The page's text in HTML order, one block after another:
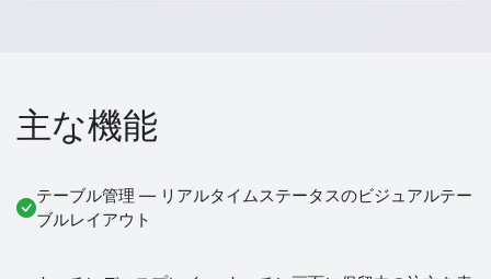
主な機能
テーブル管理 — リアルタイムステータスのビジュアルテー
ブルレイアウト